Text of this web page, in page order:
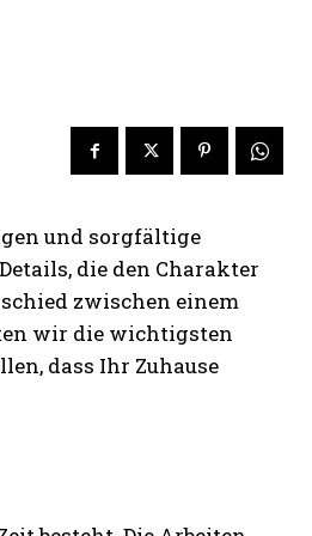
und sorgfältige
die den Charakter
zwischen einem
wir die wichtigsten
dass Ihr Zuhause